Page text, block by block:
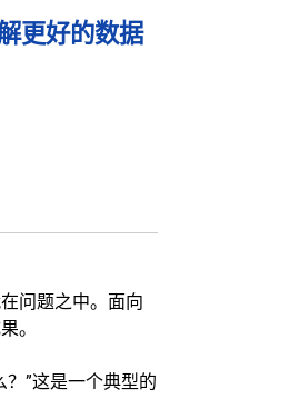
更好的数据
问题之中。面向
。
”这是一个典型的